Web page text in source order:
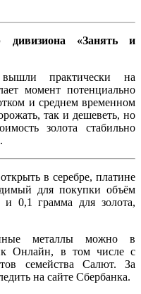
дивизиона «Занять и
практически на
момент потенциально
и среднем временном
так и дешеветь, но
золота стабильно
в серебре, платине
для покупки объём
0,1 грамма для золота,
металлы можно в
Онлайн, в том числе с
семейства Салют. За
на сайте Сбербанка.